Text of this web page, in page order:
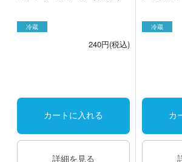
冷蔵
240円(税込)
カートに入れる
詳細を見る
冷蔵
カ